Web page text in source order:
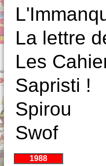
La lettre
Les
Sapristi !
Spirou
Swof
1988